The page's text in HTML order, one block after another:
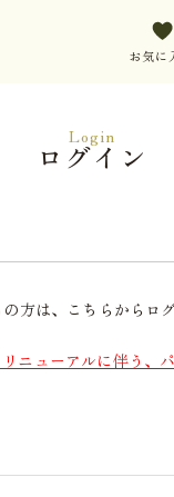
お気に
Login
ログイン
方は、こちらからロ
リニューアルに伴う、